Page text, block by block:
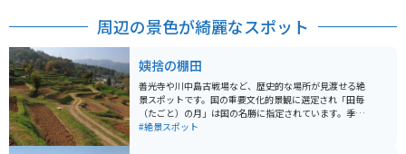
周辺の景色が綺麗なスポット
姨捨の棚田
善光寺や川中島古戦場など、歴史的な場所が見渡せる絶
景スポットです。国の重要文化的景観に選定され「田毎
（たごと）の月」は国の名勝に指定されています。季節
や時間によって姿を変える風景は、日本の原風景を思わ
#絶景スポット